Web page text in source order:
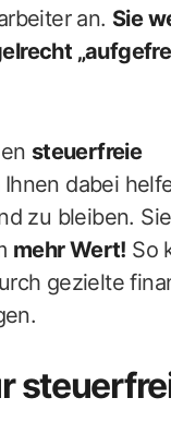
an. Sie
steuerfreie
Ihnen dabei
zu bleiben.
mehr Wert! So
gezielte